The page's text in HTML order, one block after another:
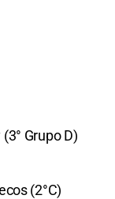
Grupo D)
(2°C)